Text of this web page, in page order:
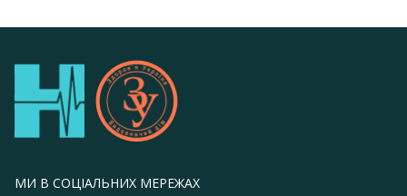
МИ В СОЦІАЛЬНИХ МЕРЕЖАХ